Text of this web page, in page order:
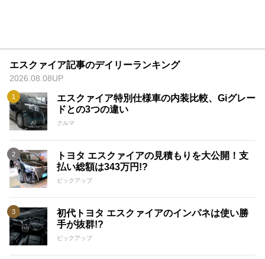
エスクァイア記事のデイリーランキング
2026.08.08UP
エスクァイア特別仕様車の内装比較、Giグレー
ドとの3つの違い
クルマ
トヨタ エスクァイアの見積もりを大公開！支
払い総額は343万円!?
ピックアップ
初代トヨタ エスクァイアのインパネは使い勝
手が抜群!?
ピックアップ